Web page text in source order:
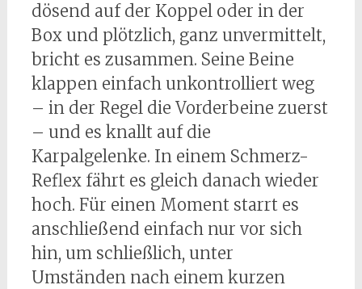
dösend auf der Koppel oder in der
Box und plötzlich, ganz unvermittelt,
bricht es zusammen. Seine Beine
klappen einfach unkontrolliert weg
– in der Regel die Vorderbeine zuerst
– und es knallt auf die
Karpalgelenke. In einem Schmerz-
Reflex fährt es gleich danach wieder
hoch. Für einen Moment starrt es
anschließend einfach nur vor sich
hin, um schließlich, unter
Umständen nach einem kurzen